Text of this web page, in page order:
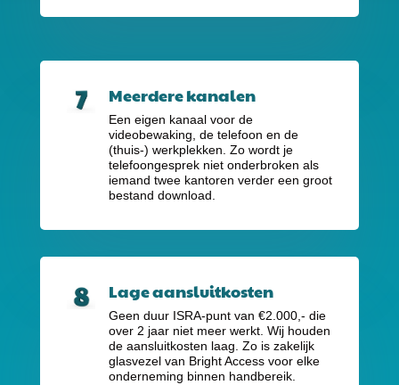
Meerdere kanalen
Een eigen kanaal voor de
videobewaking, de telefoon en de
(thuis-) werkplekken. Zo wordt je
telefoongesprek niet onderbroken als
iemand twee kantoren verder een groot
bestand download.
Lage aansluitkosten
Geen duur ISRA-punt van €2.000,- die
over 2 jaar niet meer werkt. Wij houden
de aansluitkosten laag. Zo is zakelijk
glasvezel van Bright Access voor elke
onderneming binnen handbereik.